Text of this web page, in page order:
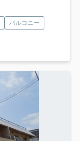
バルコニー